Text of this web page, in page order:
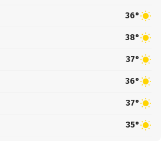
36°
38°
37°
36°
37°
35°